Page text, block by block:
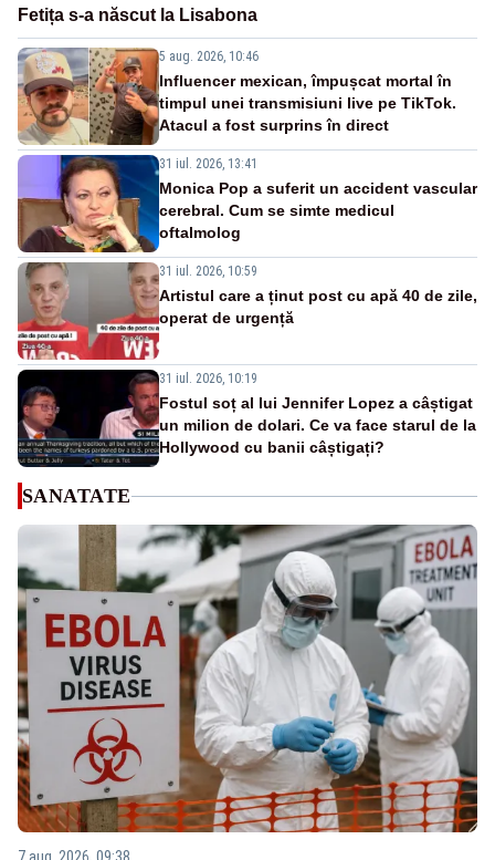
Fetița s-a născut la Lisabona
5 aug. 2026, 10:46
Influencer mexican, împușcat mortal în
timpul unei transmisiuni live pe TikTok.
Atacul a fost surprins în direct
31 iul. 2026, 13:41
Monica Pop a suferit un accident vascular
cerebral. Cum se simte medicul
oftalmolog
31 iul. 2026, 10:59
Artistul care a ținut post cu apă 40 de zile,
operat de urgență
31 iul. 2026, 10:19
Fostul soț al lui Jennifer Lopez a câștigat
un milion de dolari. Ce va face starul de la
Hollywood cu banii câștigați?
SANATATE